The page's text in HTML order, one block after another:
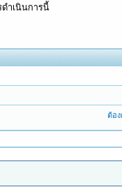
ำเนินการนี้
ต้อง